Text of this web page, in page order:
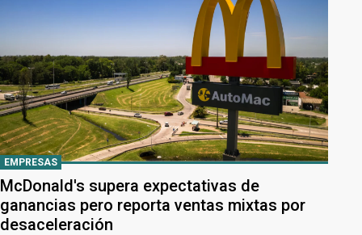
EMPRESAS
McDonald's supera expectativas de
ganancias pero reporta ventas mixtas por
desaceleración